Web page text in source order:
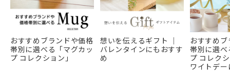
おすすめブランドや価格
帯別に選べる「マグカッ
プ コレクション」
想いを伝えるギフト ｜
バレンタインにもおすす
め
おすすめ
帯別に選
プ コレク
ワイトデ